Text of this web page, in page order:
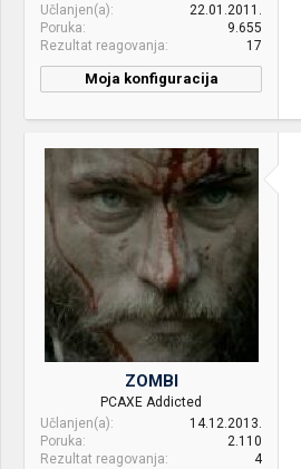
Učlanjen(a)
22.01.2011.
Poruka
9.655
Rezultat reagovanja
17
Moja konfiguracija
w/HT CM Nepton
Motherboard: Gigabyte Z77X-UP7
RAM: 4x4Gb Patriot
VGA & cooler:
ASUS 280X +
2x NF-F12
Display: 2x Dell U2312HM
HDD: Samsung 840 Evo
Sound: Integruša
Case: HAF XB
Seasonic SS-620GM
ZOMBI
PCAXE Addicted
Učlanjen(a)
14.12.2013.
Poruka
2.110
Rezultat reagovanja
4